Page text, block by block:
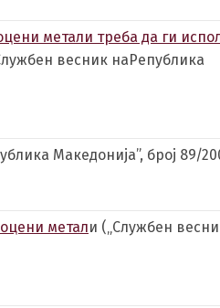
метали треба да ги
весник наРепублика
Македонија”, број 89/
метали („Службен